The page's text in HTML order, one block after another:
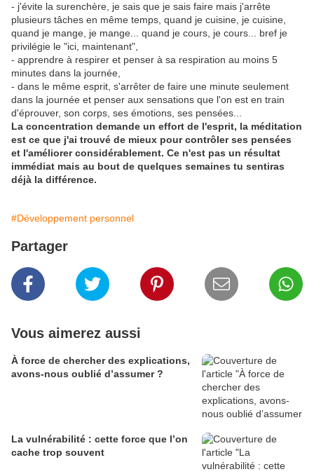
- j'évite la surenchère, je sais que je sais faire mais j'arrête
plusieurs tâches en même temps, quand je cuisine, je cuisine,
quand je mange, je mange... quand je cours, je cours... bref je
privilégie le "ici, maintenant",
- apprendre à respirer et penser à sa respiration au moins 5
minutes dans la journée,
- dans le même esprit, s'arrêter de faire une minute seulement
dans la journée et penser aux sensations que l'on est en train
d'éprouver, son corps, ses émotions, ses pensées...
La concentration demande un effort de l'esprit, la méditation
est ce que j'ai trouvé de mieux pour contrôler ses pensées
et l'améliorer considérablement. Ce n'est pas un résultat
immédiat mais au bout de quelques semaines tu sentiras
déjà la différence.
#Développement personnel
Partager
Vous aimerez aussi
À force de chercher des explications,
avons-nous oublié d’assumer ?
La vulnérabilité : cette force que l’on
cache trop souvent